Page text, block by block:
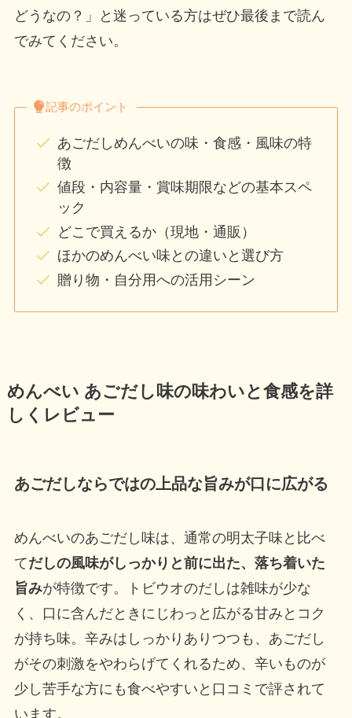
どうなの？」と迷っている方はぜひ最後まで読ん
でみてください。
記事のポイント
あごだしめんべいの味・食感・風味の特
徴
値段・内容量・賞味期限などの基本スペ
ック
どこで買えるか（現地・通販）
ほかのめんべい味との違いと選び方
贈り物・自分用への活用シーン
めんべい あごだし味の味わいと食感を詳
しくレビュー
あごだしならではの上品な旨みが口に広がる
めんべいのあごだし味は、通常の明太子味と比べ
てだしの風味がしっかりと前に出た、落ち着いた
旨みが特徴です。トビウオのだしは雑味が少な
く、口に含んだときにじわっと広がる甘みとコク
が持ち味。辛みはしっかりありつつも、あごだし
がその刺激をやわらげてくれるため、辛いものが
少し苦手な方にも食べやすいと口コミで評されて
います。